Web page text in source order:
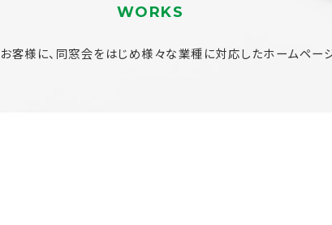
WORKS
客様に、同窓会をはじめ様々な業種に対応したホームペー